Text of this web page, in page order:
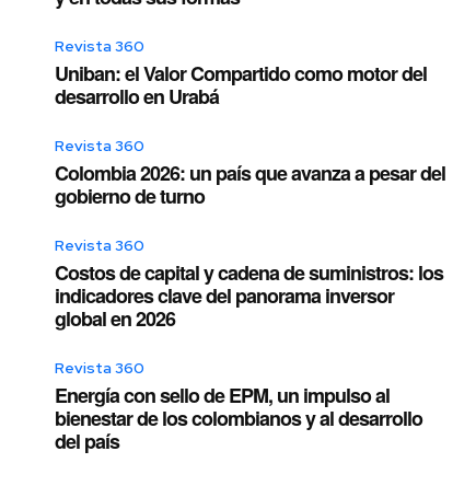
Revista 360
Uniban: el Valor Compartido como motor del
desarrollo en Urabá
Revista 360
Colombia 2026: un país que avanza a pesar del
gobierno de turno
Revista 360
Costos de capital y cadena de suministros: los
indicadores clave del panorama inversor
global en 2026
Revista 360
Energía con sello de EPM, un impulso al
bienestar de los colombianos y al desarrollo
del país